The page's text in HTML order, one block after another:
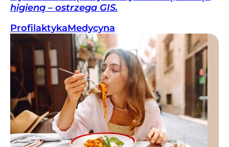
higieną – ostrzega GIS.
ProfilaktykaMedycyna